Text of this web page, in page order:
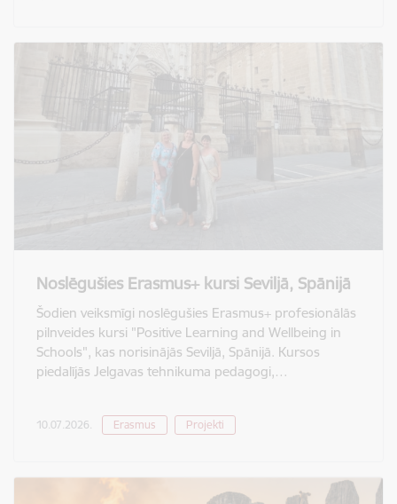
Noslēgušies Erasmus+ kursi Seviljā, Spānijā
Šodien veiksmīgi noslēgušies Erasmus+ profesionālās
pilnveides kursi "Positive Learning and Wellbeing in
Schools", kas norisinājās Seviljā, Spānijā. Kursos
piedalījās Jelgavas tehnikuma pedagogi,…
10.07.2026. Erasmus Projekti